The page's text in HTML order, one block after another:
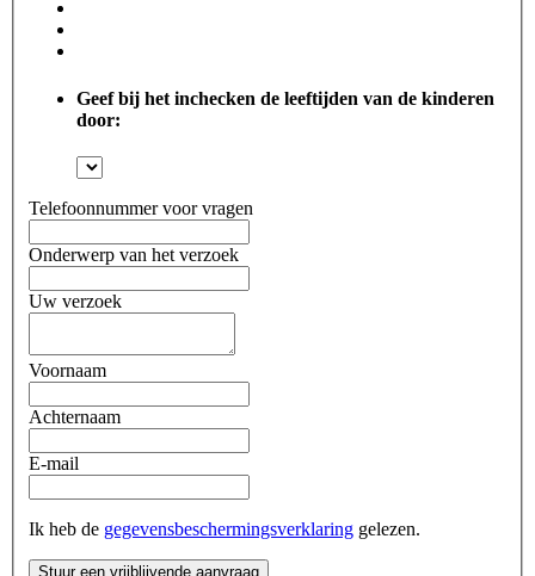
Geef bij het inchecken de leeftijden van de kinderen
door:
Telefoonnummer voor vragen
Onderwerp van het verzoek
Uw verzoek
Voornaam
Achternaam
E-mail
Ik heb de gegevensbeschermingsverklaring gelezen.
Stuur een vrijblijvende aanvraag